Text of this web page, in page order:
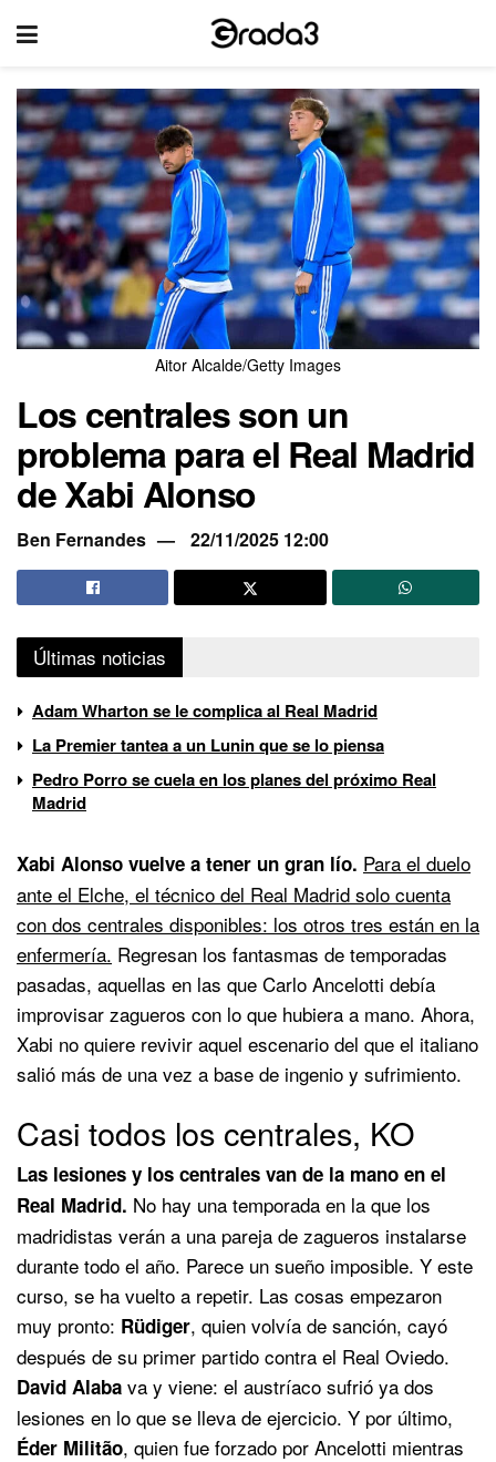
Aitor Alcalde/Getty Images
Los centrales son un
problema para el Real Madrid
de Xabi Alonso
Ben Fernandes 22/11/2025 12:00
Últimas noticias
Adam Wharton se le complica al Real Madrid
La Premier tantea a un Lunin que se lo piensa
Pedro Porro se cuela en los planes del próximo Real
Madrid
Xabi Alonso vuelve a tener un gran lío. Para el duelo
ante el Elche, el técnico del Real Madrid solo cuenta
con dos centrales disponibles: los otros tres están en la
enfermería. Regresan los fantasmas de temporadas
pasadas, aquellas en las que Carlo Ancelotti debía
improvisar zagueros con lo que hubiera a mano. Ahora,
Xabi no quiere revivir aquel escenario del que el italiano
salió más de una vez a base de ingenio y sufrimiento.
Casi todos los centrales, KO
Las lesiones y los centrales van de la mano en el
Real Madrid. No hay una temporada en la que los
madridistas verán a una pareja de zagueros instalarse
durante todo el año. Parece un sueño imposible. Y este
curso, se ha vuelto a repetir. Las cosas empezaron
muy pronto: Rüdiger, quien volvía de sanción, cayó
después de su primer partido contra el Real Oviedo.
David Alaba va y viene: el austríaco sufrió ya dos
lesiones en lo que se lleva de ejercicio. Y por último,
Éder Militão, quien fue forzado por Ancelotti mientras